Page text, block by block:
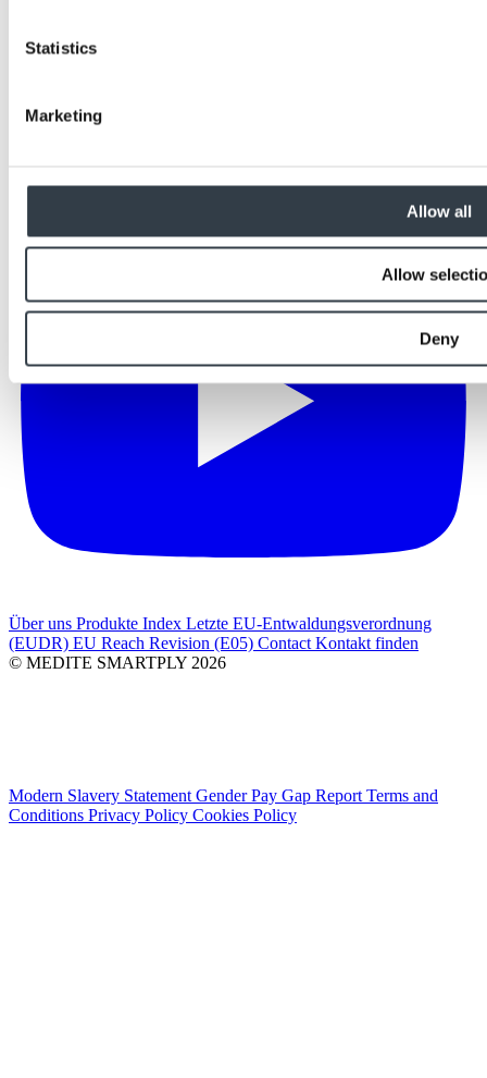
Statistics
Marketing
Allow all
Allow
Deny
Über uns Produkte Index Letzte EU-Entwaldungsverordnung
(EUDR) EU Reach Revision (E05) Contact Kontakt finden
© MEDITE SMARTPLY 2026
Modern Slavery Statement Gender Pay Gap Report Terms and
Conditions Privacy Policy Cookies Policy